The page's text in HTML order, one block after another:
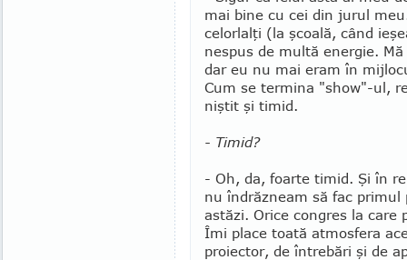
mai bine cu cei din jurul
celorlalţi (la şcoală, când
nespus de multă energie.
dar eu nu mai eram în
Cum se ter­mina "show"-ul,
niştit şi timid.
- Timid?
- Oh, da, foarte timid. Şi în
nu îndrăzneam să fac
astăzi. Orice con­gres la
Îmi pla­ce toată atmosfera
proiector, de întrebări şi de